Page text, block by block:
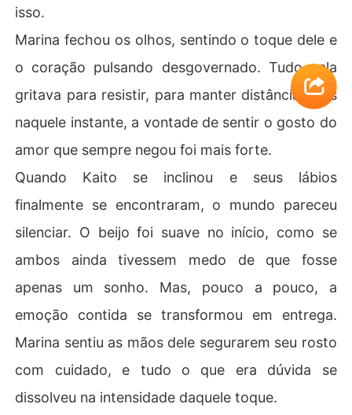
isso.
Marina fechou os olhos, sentindo o toque dele e
o coração pulsando desgovernado. Tudo nela
gritava para resistir, para manter distância, mas
naquele instante, a vontade de sentir o gosto do
amor que sempre negou foi mais forte.
Quando Kaito se inclinou e seus lábios
finalmente se encontraram, o mundo pareceu
silenciar. O beijo foi suave no início, como se
ambos ainda tivessem medo de que fosse
apenas um sonho. Mas, pouco a pouco, a
emoção contida se transformou em entrega.
Marina sentiu as mãos dele segurarem seu rosto
com cuidado, e tudo o que era dúvida se
dissolveu na intensidade daquele toque.